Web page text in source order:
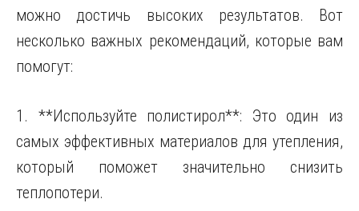
можно достичь высоких результатов. Вот
несколько важных рекомендаций, которые вам
помогут:
1. **Используйте полистирол**: Это один из
самых эффективных материалов для утепления,
который поможет значительно снизить
теплопотери.